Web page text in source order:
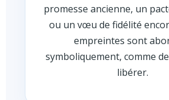
promesse ancienne, un
ou un vœu de fidélité
empreintes sont
symboliquement, comme
libérer.